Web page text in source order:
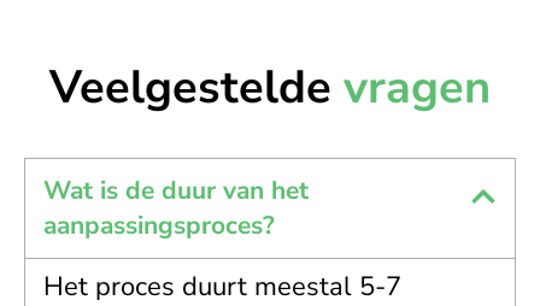
Veelgestelde vragen
Wat is de duur van het
aanpassingsproces?
Het proces duurt meestal 5-7